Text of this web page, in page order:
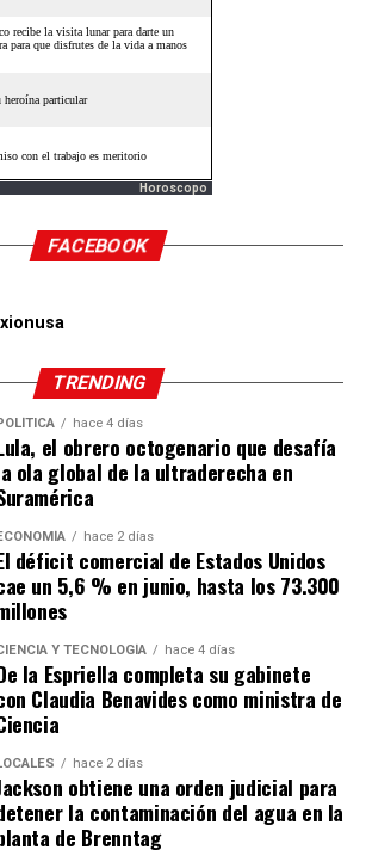
Horoscopo
FACEBOOK
TRENDING
hace 4 días
el obrero octogenario que desafía
ola global de la ultraderecha en
hace 2 días
déficit comercial de Estados Unidos
un 5,6 % en junio, hasta los 73.300
Y TECNOLOGÍA hace 4 días
la Espriella completa su gabinete
Claudia Benavides como ministra de
hace 2 días
obtiene una orden judicial para
la contaminación del agua en la
de Brenntag